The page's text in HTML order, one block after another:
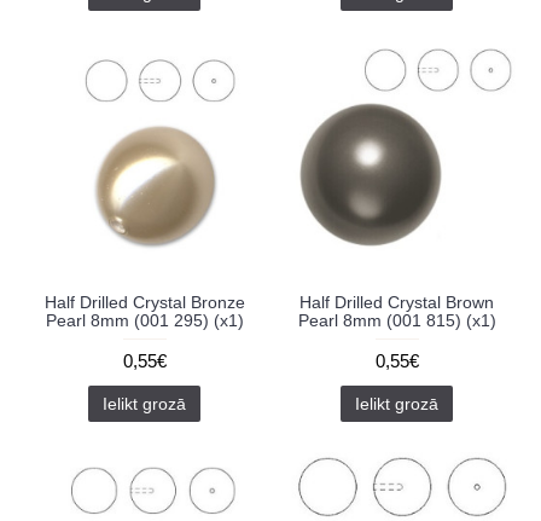
Half Drilled Crystal Bronze
Pearl 8mm (001 295) (x1)
0,55€
Ielikt grozā
Half Drilled Crystal Brown
Pearl 8mm (001 815) (x1)
0,55€
Ielikt grozā